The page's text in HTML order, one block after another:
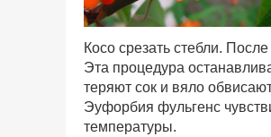
Косо срезать стебли.
Эта процедура
теряют сок и вяло
Эуфорбия фульгенс
температуры.